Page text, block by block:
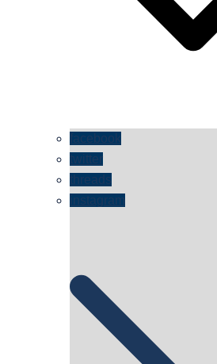
facebook
twitter
threads
instagram